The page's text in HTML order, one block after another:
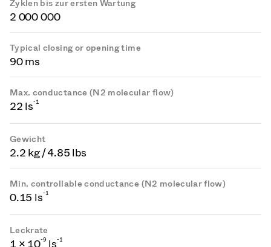
Zyklen bis zur ersten Wartung
2 000 000
Typical closing or opening time
90 ms
Max. conductance (N2 molecular flow)
22 ls-1
Gewicht
2.2 kg / 4.85 lbs
Min. controllable conductance (N2 molecular flow)
0.15 ls-1
Leckrate
1 × 10-9 ls-1